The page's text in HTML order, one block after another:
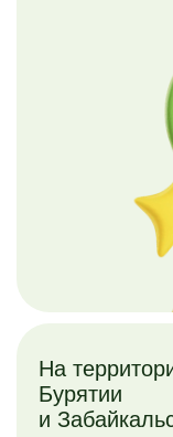
На
Бурятии
и